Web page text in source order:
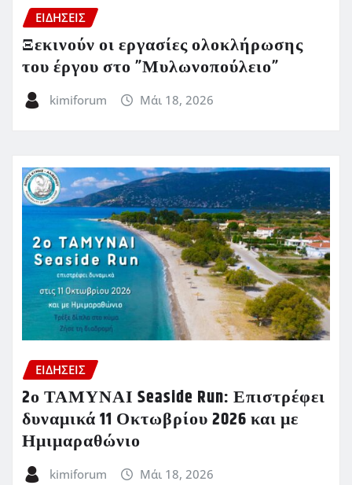
ΕΙΔΗΣΕΙΣ
Ξεκινούν οι εργασίες ολοκλήρωσης
του έργου στο ”Μυλωνοπούλειο”
kimiforum Μάι 18, 2026
ΕΙΔΗΣΕΙΣ
2ο ΤΑΜΥΝΑΙ Seaside Run: Επιστρέφει
δυναμικά 11 Οκτωβρίου 2026 και με
Ημιμαραθώνιο
kimiforum Μάι 18, 2026